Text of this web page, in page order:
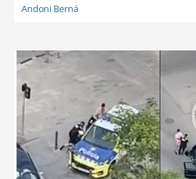
Andoni Berná